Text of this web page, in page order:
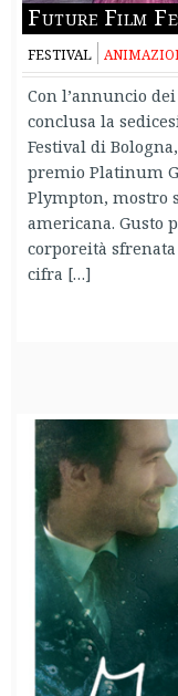
Future Film
FESTIVAL
Con l’annuncio
conclusa la
Festival di
premio Platinum
Plympton, mostro
americana. Gusto
corporeità
cifra […]